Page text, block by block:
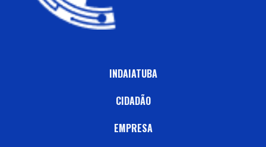
INDAIATUBA
CIDADÃO
EMPRESA